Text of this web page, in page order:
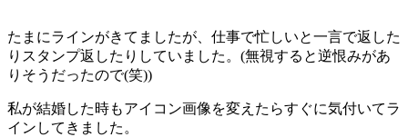
たまにラインがきてましたが、仕事で忙しいと一言で返した
りスタンプ返したりしていました。(無視すると逆恨みがあ
りそうだったので(笑))
私が結婚した時もアイコン画像を変えたらすぐに気付いてラ
インしてきました。